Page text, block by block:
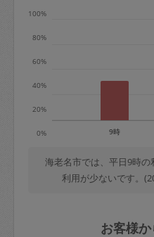
相当で料金設定
0%
20%
40%
60%
80%
100%
9時
海老名市では、平日9時
利用が少ないです。
お客様